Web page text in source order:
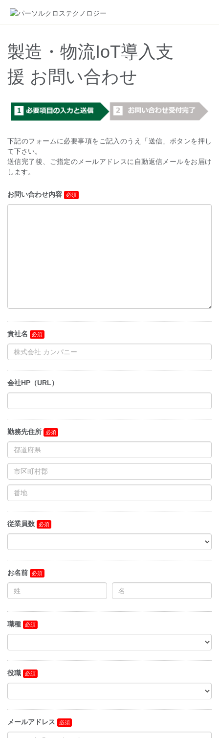
製造・物流IoT導入支
援 お問い合わせ
下記のフォームに必要事項をご記入のうえ「送信」ボタンを押し
て下さい。
送信完了後、ご指定のメールアドレスに自動返信メールをお届け
します。
お問い合わせ内容
貴社名
会社HP（URL）
勤務先住所
従業員数
お名前
職種
役職
メールアドレス